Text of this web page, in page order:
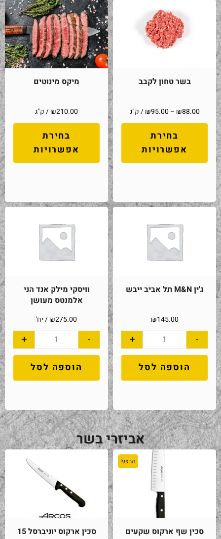
בשר טחון לקבב
₪88.00
–
₪95.00 / ק"ג
בחירת
אפשרויות
מיקס מינוטים
₪210.00 / ק"ג
בחירת
אפשרויות
ג'ין M&N תל אביב ייבש
₪145.00
-
+
הוספה לסל
וויסקי מילק אנד הני
אלמנטס מעושן
₪275.00 / יח'
-
+
הוספה לסל
אביזרי בשר
מבצע!
סכין שף ארקוס שקעים
סכין ארקוס יוניברסל 15